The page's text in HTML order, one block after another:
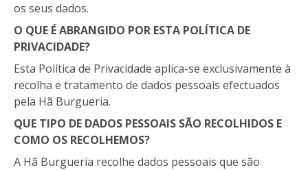
os seus dados.
O QUE É ABRANGIDO POR ESTA POLÍTICA DE
PRIVACIDADE?
Esta Política de Privacidade aplica-se exclusivamente à
recolha e tratamento de dados pessoais efectuados
pela Hã Burgueria.
QUE TIPO DE DADOS PESSOAIS SÃO RECOLHIDOS E
COMO OS RECOLHEMOS?
A Hã Burgueria recolhe dados pessoais que são